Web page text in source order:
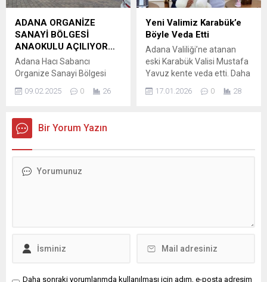
sürede kontrol altına
alınarak söndürüldü. Olayda
ölen ya da yaralanan
olmazken,...
Çamlıbel Mahallesi
mevkiinde meydana gelen
kazada, plakası
öğrenilemeyen kamyonun
sürücüsünün direksiyon
hâkimiyetini kaybettiği
belirtildi.Kontrolden çıkan
araç yol kenarından aşağıya
ADANA ORGANİZE
SANAYİ BÖLGESİ
ANAOKULU AÇILIYOR…
Adana Hacı Sabancı
Organize Sanayi Bölgesi
kadın istihdamını
bölge içinde inşaatı
tamamlanan anaokulu
tasarlanan AOSB Anaokulu,
09.02.2025 0 26
Yeni Valimiz Karabük’e
Böyle Veda Etti
Adana Valiliği’ne atanan
eski Karabük Valisi Mustafa
Yavuz kente veda etti. Daha
görevinde de bulunan Vali
17.01.2026 0 28
Bir Yorum Yazın
Daha sonraki yorumlarımda kullanılması için adım, e-posta adresim